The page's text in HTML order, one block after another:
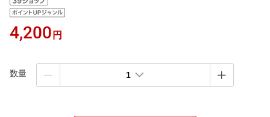
4,200 円
数量 1